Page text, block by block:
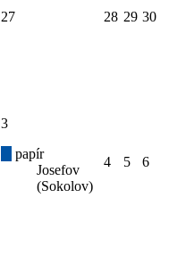
27 28 29 30
3
papír
Josefov
(Sokolov)
4 5 6